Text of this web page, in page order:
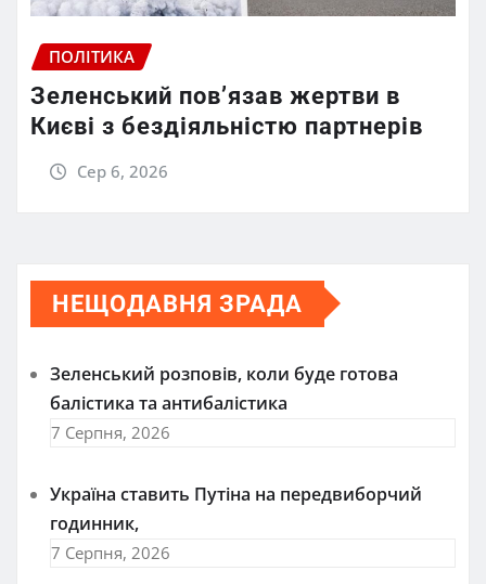
ПОЛІТИКА
Зеленський пов’язав жертви в
Києві з бездіяльністю партнерів
Сер 6, 2026
НЕЩОДАВНЯ ЗРАДА
Зеленський розповів, коли буде готова
балістика та антибалістика
7 Серпня, 2026
Україна ставить Путіна на передвиборчий
годинник,
7 Серпня, 2026